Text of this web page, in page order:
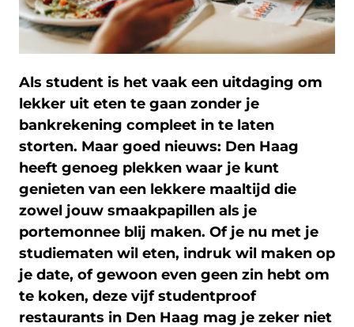
Als student is het vaak een uitdaging om
lekker uit eten te gaan zonder je
bankrekening compleet in te laten
storten. Maar goed nieuws: Den Haag
heeft genoeg plekken waar je kunt
genieten van een lekkere maaltijd die
zowel jouw smaakpapillen als je
portemonnee blij maken. Of je nu met je
studiematen wil eten, indruk wil maken op
je date, of gewoon even geen zin hebt om
te koken, deze vijf studentproof
restaurants in Den Haag mag je zeker niet